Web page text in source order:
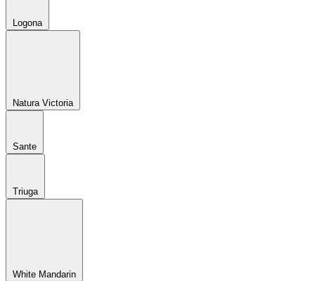
Logona
Natura Victoria
Sante
Triuga
White Mandarin